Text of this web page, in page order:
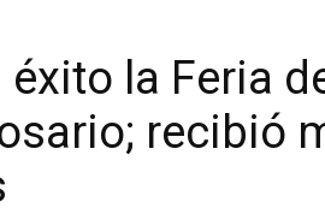
éxito la Feria
recibió